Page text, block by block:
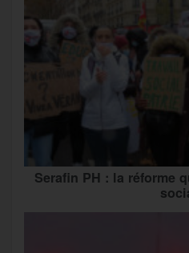
Serafin PH : la réforme